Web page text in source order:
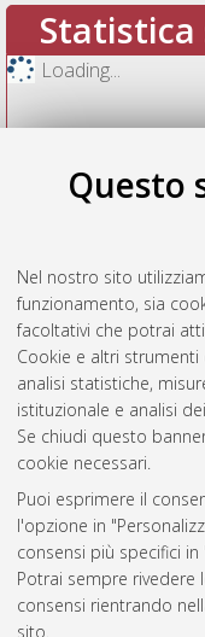
Questo
Nel nostro sito
funzionamento, sia
facoltativi che potrai
Cookie e altri
analisi statistiche,
istituzionale e analisi
Se chiudi questo
cookie necessari.
Puoi esprimere il
l'opzione in
consensi più specifici
Potrai sempre rivedere
consensi rientrando
sito.
Statistica
Loading...
Atom
Rss
AMS
ISSN:
doi.org/